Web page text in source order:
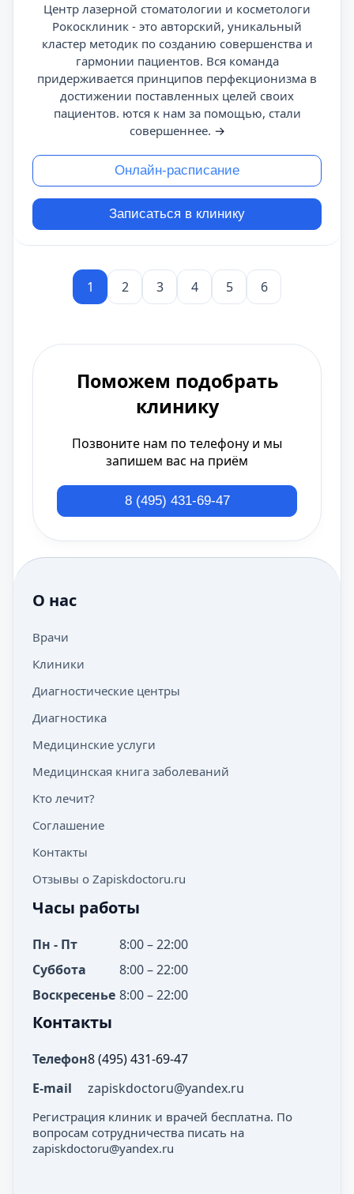
Центр лазерной стоматологии и косметологи
Рокосклиник - это авторский, уникальный
кластер методик по созданию совершенства и
гармонии пациентов. Вся команда
придерживается принципов перфекционизма в
достижении поставленных целей своих
пациентов. ются к нам за помощью, стали
совершеннее. →
Онлайн-расписание
Записаться в клинику
1 2 3 4 5 6
Поможем подобрать
клинику
Позвоните нам по телефону и мы
запишем вас на приём
8 (495) 431-69-47
О нас
Врачи
Клиники
Диагностические центры
Диагностика
Медицинские услуги
Медицинская книга заболеваний
Кто лечит?
Соглашение
Контакты
Отзывы о Zapiskdoctoru.ru
Часы работы
Пн - Пт
8:00 – 22:00
Суббота
8:00 – 22:00
Воскресенье 8:00 – 22:00
Контакты
Телефон8 (495) 431-69-47
E-mail
zapiskdoctoru@yandex.ru
Регистрация клиник и врачей бесплатна. По
вопросам сотрудничества писать на
zapiskdoctoru@yandex.ru